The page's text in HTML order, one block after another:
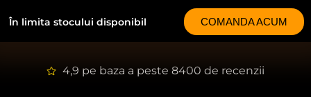
În limita stocului disponibil COMANDA ACUM
4,9 pe baza a peste 8400 de recenzii